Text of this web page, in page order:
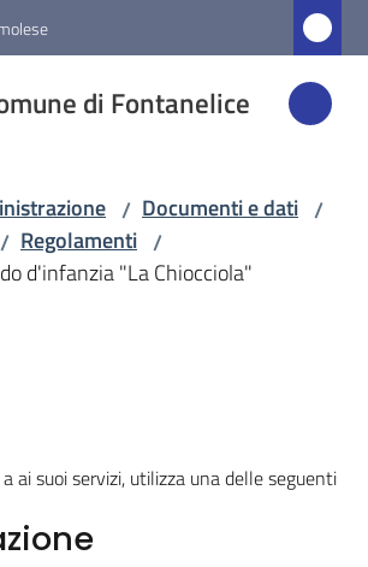
di Fontanelice
/ Documenti e dati /
/ Regolamenti /
d'infanzia "La Chiocciola"
ai suoi servizi, utilizza una delle seguenti